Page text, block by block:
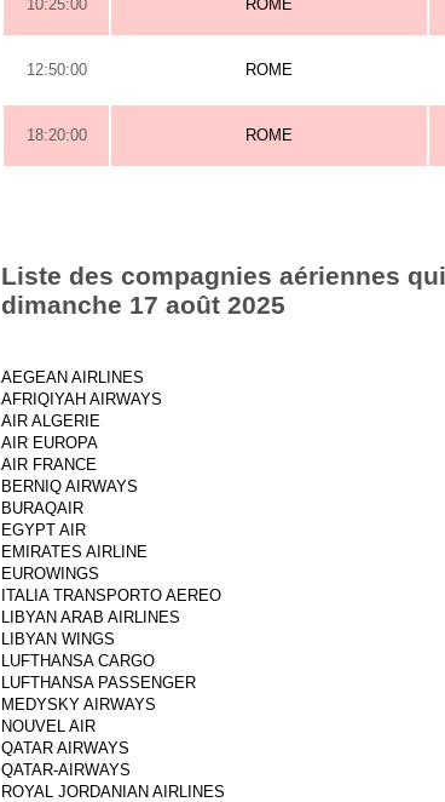
10:25:00 ROME
12:50:00 ROME
18:20:00 ROME
Liste des compagnies aériennes
dimanche 17 août 2025
AEGEAN AIRLINES
AFRIQIYAH AIRWAYS
AIR ALGERIE
AIR EUROPA
AIR FRANCE
BERNIQ AIRWAYS
BURAQAIR
EGYPT AIR
EMIRATES AIRLINE
EUROWINGS
ITALIA TRANSPORTO AEREO
LIBYAN ARAB AIRLINES
LIBYAN WINGS
LUFTHANSA CARGO
LUFTHANSA PASSENGER
MEDYSKY AIRWAYS
NOUVEL AIR
QATAR AIRWAYS
QATAR-AIRWAYS
ROYAL JORDANIAN AIRLINES